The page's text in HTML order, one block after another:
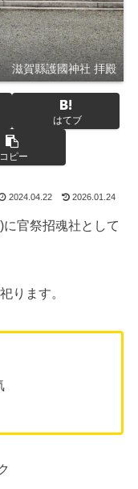
滋賀縣護國神社 拝殿
はてブ
コピー
2024.04.22 2026.01.24
官祭招魂社として
ります。